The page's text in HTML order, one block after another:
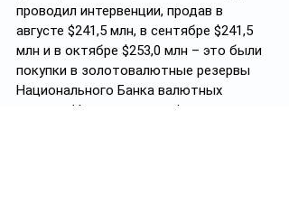
проводил интервенции, продав в
августе $241,5 млн, в сентябре $241,5
млн и в октябре $253,0 млн – это были
покупки в золотовалютные резервы
Национального Банка валютных
активов Национального фонда в